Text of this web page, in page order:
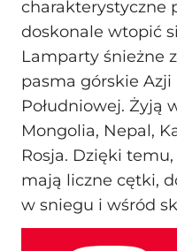
charakterystyczne
doskonale wtopić
Lamparty śnieżne
pasma górskie Azji
Południowej. Żyją
Mongolia, Nepal,
Rosja. Dzięki
mają liczne cętki,
w sniegu i wśród